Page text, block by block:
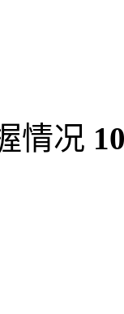
情况